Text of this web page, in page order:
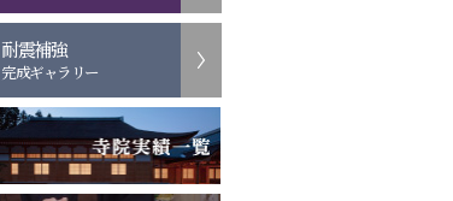
耐震補強
完成ギャラリー